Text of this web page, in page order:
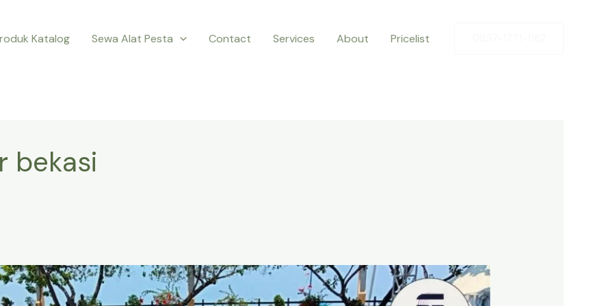
Katalog Sewa Alat Pesta Contact Services About Pricelist
bekasi